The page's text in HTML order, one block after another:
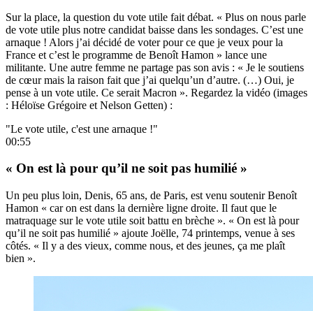
Sur la place, la question du vote utile fait débat. « Plus on nous parle
de vote utile plus notre candidat baisse dans les sondages. C’est une
arnaque ! Alors j’ai décidé de voter pour ce que je veux pour la
France et c’est le programme de Benoît Hamon » lance une
militante. Une autre femme ne partage pas son avis : « Je le soutiens
de cœur mais la raison fait que j’ai quelqu’un d’autre. (…) Oui, je
pense à un vote utile. Ce serait Macron ». Regardez la vidéo (images
: Héloïse Grégoire et Nelson Getten) :
"Le vote utile, c'est une arnaque !"
00:55
« On est là pour qu’il ne soit pas humilié »
Un peu plus loin, Denis, 65 ans, de Paris, est venu soutenir Benoît
Hamon « car on est dans la dernière ligne droite. Il faut que le
matraquage sur le vote utile soit battu en brèche ». « On est là pour
qu’il ne soit pas humilié » ajoute Joëlle, 74 printemps, venue à ses
côtés. « Il y a des vieux, comme nous, et des jeunes, ça me plaît
bien ».